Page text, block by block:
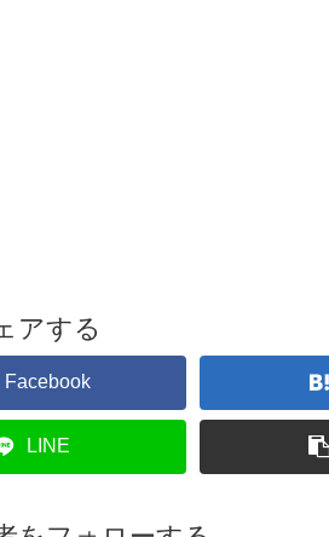
アする
Facebook
LINE